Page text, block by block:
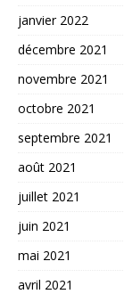
janvier 2022
décembre 2021
novembre 2021
octobre 2021
septembre 2021
août 2021
juillet 2021
juin 2021
mai 2021
avril 2021